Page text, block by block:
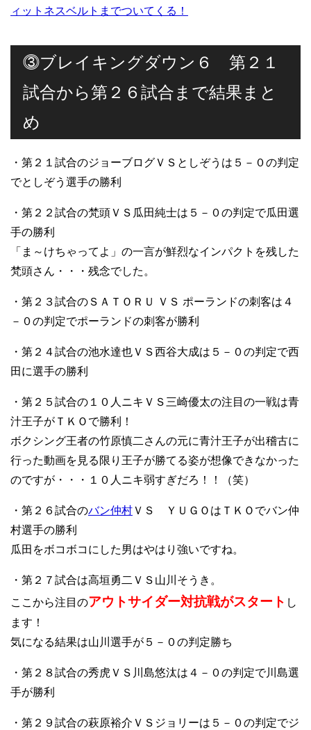
ィットネスベルトまでついてくる！
⓷ブレイキングダウン６ 第２１
試合から第２６試合まで結果まと
め
・第２１試合のジョーブログＶＳとしぞうは５－０の判定
でとしぞう選手の勝利
・第２２試合の梵頭ＶＳ瓜田純士は５－０の判定で瓜田選
手の勝利
「ま～けちゃってよ」の一言が鮮烈なインパクトを残した
梵頭さん・・・残念でした。
・第２３試合のＳＡＴＯＲＵ ＶＳ ポーランドの刺客は４
－０の判定でポーランドの刺客が勝利
・第２４試合の池水達也ＶＳ西谷大成は５－０の判定で西
田に選手の勝利
・第２５試合の１０人ニキＶＳ三崎優太の注目の一戦は青
汁王子がＴＫＯで勝利！
ボクシング王者の竹原慎二さんの元に青汁王子が出稽古に
行った動画を見る限り王子が勝てる姿が想像できなかった
のですが・・・１０人ニキ弱すぎだろ！！（笑）
・第２６試合のバン仲村ＶＳ ＹＵＧＯはＴＫＯでバン仲
村選手の勝利
瓜田をボコボコにした男はやはり強いですね。
・第２７試合は高垣勇二ＶＳ山川そうき。
ここから注目のアウトサイダー対抗戦がスタート し
ます！
気になる結果は山川選手が５－０の判定勝ち
・第２８試合の秀虎ＶＳ川島悠汰は４－０の判定で川島選
手が勝利
・第２９試合の萩原裕介ＶＳジョリーは５－０の判定でジ